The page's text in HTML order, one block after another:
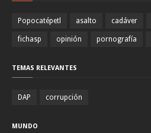
Popocatépetl asalto cadáver
fichasp opinión pornografía
TEMAS RELEVANTES
DAP corrupción
MUNDO